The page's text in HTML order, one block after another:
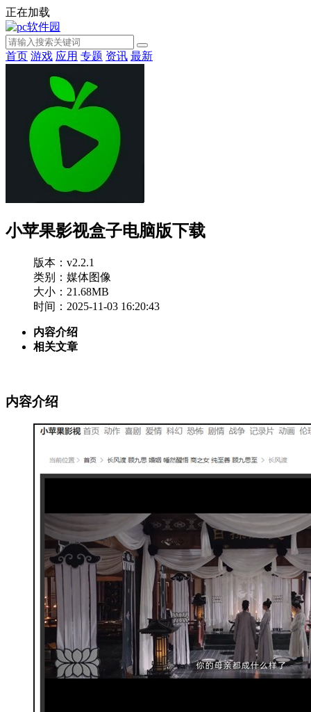
正在加载
首页 游戏 应用 专题 资讯 最新
小苹果影视盒子电脑版下载
版本：v2.2.1
类别：媒体图像
大小：21.68MB
时间：2025-11-03 16:20:43
内容介绍
相关文章
内容介绍